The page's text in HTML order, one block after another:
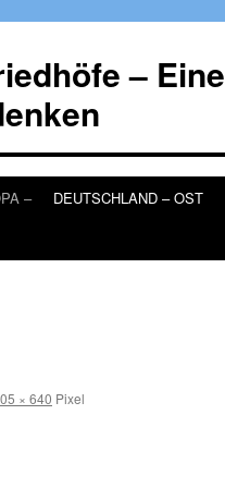
– Eine
– DEUTSCHLAND – OST
× 640 Pixel